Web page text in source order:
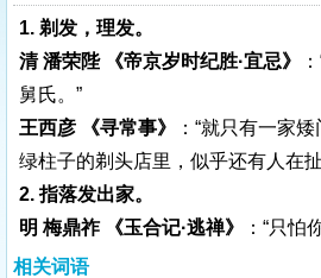
1. 剃发，理发。
清 潘荣陛 《帝京岁时纪胜·宜忌》
舅氏。”
王西彦 《寻常事》
：“就只有一家
绿柱子的剃头店里，似乎还有人在
2. 指落发出家。
明 梅鼎祚 《玉合记·逃禅》
：“只怕
相关词语